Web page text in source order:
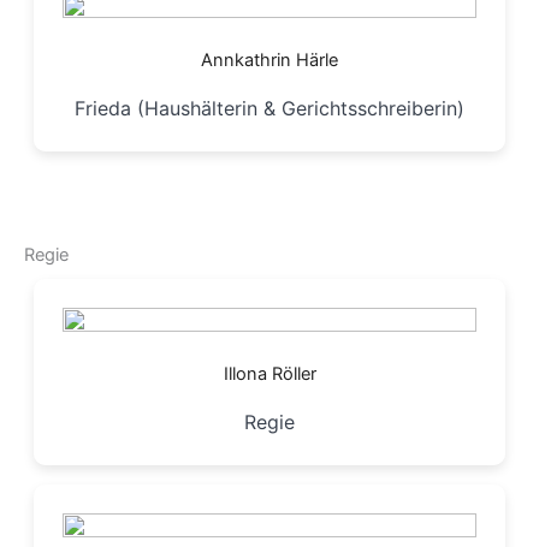
Annkathrin Härle
Frieda (Haushälterin & Gerichtsschreiberin)
Regie
Illona Röller
Regie